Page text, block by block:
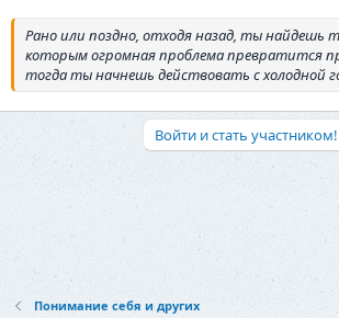
Рано или поздно, отходя назад, ты найдешь
которым огромная проблема превратится
тогда ты начнешь действовать с холодной
Войти и стать участником!
Понимание себя и других